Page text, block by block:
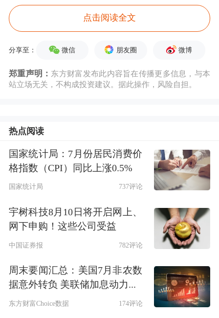
近期上海网信办会同上海证监局联合开
展涉非法证券
活动网络信息专项整
治工作，坚决遏制各类违法违规信息传
播。专项整治期间，属地主要网站查删
拦截有害信息1.7万余条，下架音视频
8000余个，关闭直播间53个，有效净化
网络生态环境。
通过专项整治来净化网络生态环境，这
义。可以说，净网是堵住股市“黑嘴”的
一个重要渠道，同时也是堵住股市“黑
效净化网络生态环境的目标，那么至少
一些低端的股市“黑嘴”也就失去了生存
点击阅读全文
分享至： 微信 朋友圈 微博
郑重声明： 东方财富发布此内容旨在传播更多信息，与本
站立场无关，不构成投资建议。据此操作，风险自担。
热点阅读
国家统计局：7月份居民消费价
格指数（CPI）同比上涨0.5%
国家统计局 737评论
宇树科技8月10日将开启网上、
网下申购！这些公司受益
中国证券报 782评论
周末要闻汇总：美国7月非农数
据意外转负 美联储加息动力...
东方财富Choice数据 174评论